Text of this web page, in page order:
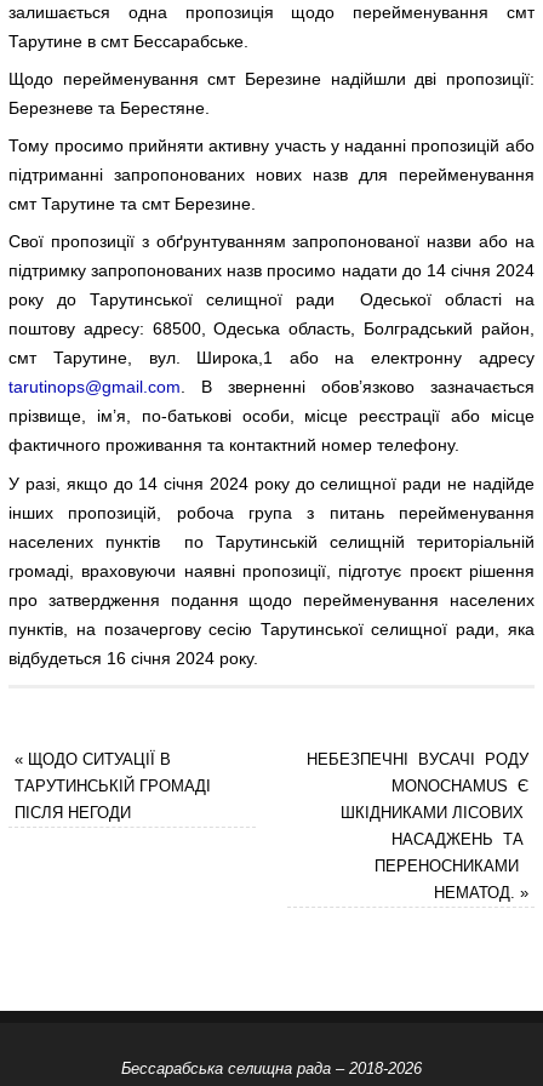
залишається одна пропозиція щодо перейменування смт
Тарутине в смт Бессарабське.
Щодо перейменування смт Березине надійшли дві пропозиції:
Березневе та Берестяне.
Тому просимо прийняти активну участь у наданні пропозицій або
підтриманні запропонованих нових назв для перейменування
смт Тарутине та смт Березине.
Свої пропозиції з обґрунтуванням запропонованої назви або на
підтримку запропонованих назв просимо надати до 14 січня 2024
року до Тарутинської селищної ради Одеської області на
поштову адресу: 68500, Одеська область, Болградський район,
смт Тарутине, вул. Широка,1 або на електронну адресу
tarutinops@gmail.com. В зверненні обов’язково зазначається
прізвище, ім’я, по-батькові особи, місце реєстрації або місце
фактичного проживання та контактний номер телефону.
У разі, якщо до 14 січня 2024 року до селищної ради не надійде
інших пропозицій, робоча група з питань перейменування
населених пунктів по Тарутинській селищній територіальній
громаді, враховуючи наявні пропозиції, підготує проєкт рішення
про затвердження подання щодо перейменування населених
пунктів, на позачергову сесію Тарутинської селищної ради, яка
відбудеться 16 січня 2024 року.
«ЩОДО СИТУАЦІЇ В
ТАРУТИНСЬКІЙ ГРОМАДІ
ПІСЛЯ НЕГОДИ
НЕБЕЗПЕЧНІ ВУСАЧІ РОДУ
MONOCHAMUS Є
ШКІДНИКАМИ ЛІСОВИХ
НАСАДЖЕНЬ ТА
ПЕРЕНОСНИКАМИ
НЕМАТОД.»
Бессарабська селищна рада – 2018-2026